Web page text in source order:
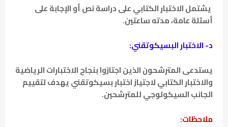
يشتمل الاختبار الكتابي على دراسة نص أو الإجابة على
أسئلة عامة، مدته ساعتين.
د- الاختبار البسيكوتقني:
يستدعى المترشحون الذين اجتازوا بنجاح الاختبارات الرياضية
والاختبار الكتابي لاجتياز اختبار بسيكوتقني يهدف لتقييم
الجانب السيكولوجي للمترشحين.
ملاحظات: